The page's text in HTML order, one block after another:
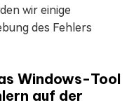
wir einige
des Fehlers
Windows-Tool
auf der